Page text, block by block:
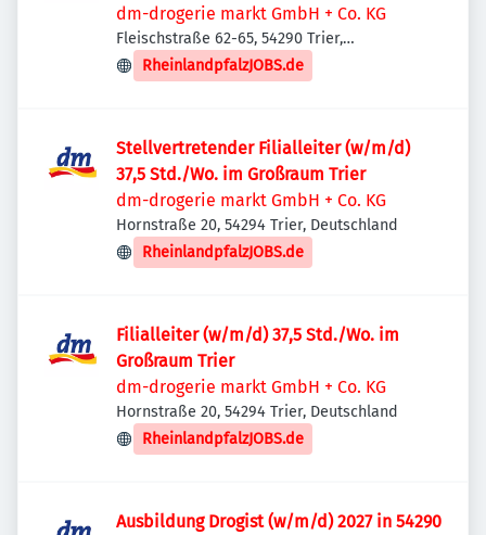
dm-drogerie markt GmbH + Co. KG
Fleischstraße 62-65, 54290 Trier,
Deutschland
RheinlandpfalzJOBS.de
Stellvertretender Filialleiter (w/m/d)
37,5 Std./Wo. im Großraum Trier
dm-drogerie markt GmbH + Co. KG
Hornstraße 20, 54294 Trier, Deutschland
RheinlandpfalzJOBS.de
Filialleiter (w/m/d) 37,5 Std./Wo. im
Großraum Trier
dm-drogerie markt GmbH + Co. KG
Hornstraße 20, 54294 Trier, Deutschland
RheinlandpfalzJOBS.de
Ausbildung Drogist (w/m/d) 2027 in 54290